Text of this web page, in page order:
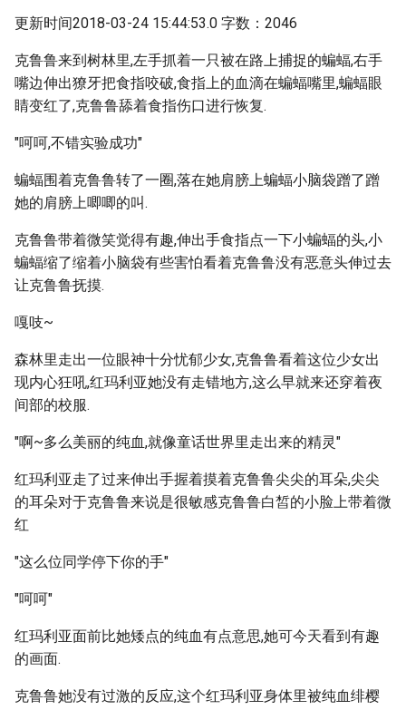
更新时间2018-03-24 15:44:53.0 字数：2046
克鲁鲁来到树林里,左手抓着一只被在路上捕捉的蝙蝠,右手
嘴边伸出獠牙把食指咬破,食指上的血滴在蝙蝠嘴里,蝙蝠眼
睛变红了,克鲁鲁舔着食指伤口进行恢复.
"呵呵,不错实验成功"
蝙蝠围着克鲁鲁转了一圈,落在她肩膀上蝙蝠小脑袋蹭了蹭
她的肩膀上唧唧的叫.
克鲁鲁带着微笑觉得有趣,伸出手食指点一下小蝙蝠的头,小
蝙蝠缩了缩着小脑袋有些害怕看着克鲁鲁没有恶意头伸过去
让克鲁鲁抚摸.
嘎吱~
森林里走出一位眼神十分忧郁少女,克鲁鲁看着这位少女出
现内心狂吼,红玛利亚她没有走错地方,这么早就来还穿着夜
间部的校服.
"啊~多么美丽的纯血,就像童话世界里走出来的精灵"
红玛利亚走了过来伸出手握着摸着克鲁鲁尖尖的耳朵,尖尖
的耳朵对于克鲁鲁来说是很敏感克鲁鲁白皙的小脸上带着微
红
"这么位同学停下你的手"
"呵呵"
红玛利亚面前比她矮点的纯血有点意思,她可今天看到有趣
的画面.
克鲁鲁她没有过激的反应,这个红玛利亚身体里被纯血绯樱